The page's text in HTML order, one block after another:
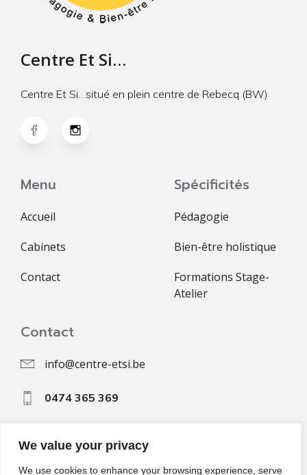
We value your privacy
We use cookies to enhance your browsing experience, serve
Centre Et Si…
Centre Et Si…situé en plein centre de Rebecq (BW)
Menu
Accueil
Cabinets
Contact
Spécificités
Pédagogie
Bien-être holistique
Formations Stage-
Atelier
Contact
info@centre-etsi.be
0474 365 369